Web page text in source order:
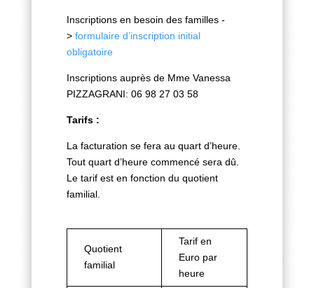
Inscriptions en besoin des familles -
> formulaire d’inscription initial
obligatoire
Inscriptions auprès de Mme Vanessa
PIZZAGRANI: 06 98 27 03 58
Tarifs :
La facturation se fera au quart d’heure.
Tout quart d’heure commencé sera dû.
Le tarif est en fonction du quotient
familial.
Quotient
familial
Tarif en
Euro par
heure